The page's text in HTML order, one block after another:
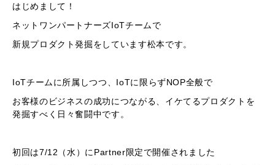
はじめまして！
ネットワンパートナーズIoTチームで
新規プロダクト発掘をしています松本です。
IoTチームに所属しつつ、IoTに限らずNOP全般で
お客様のビジネスの成功につながる、イケてるプロダクトを
発掘すべく日々奮闘中です。
初回は7/12（水）にPartner限定で開催されました